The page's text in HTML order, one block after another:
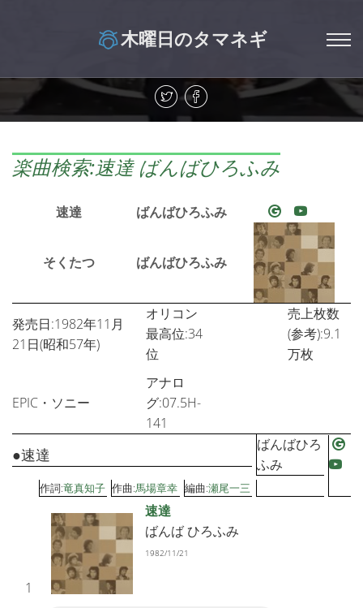
木曜日のタマネギ
楽曲検索:速達 ばんばひろふみ
速達 ばんばひろふみ
そくたつ ばんばひろふみ
発売日:1982年11月
21日(昭和57年)
オリコン
最高位:34
位
売上枚数
(参考):9.1
万枚
EPIC・ソニー
アナロ
グ:07.5H-
141
1
●速達
ばんばひろ
ふみ
作詞:竜真知子 作曲:馬場章幸 編曲:瀬尾一三
速達
ばんば ひろふみ
1982/11/21